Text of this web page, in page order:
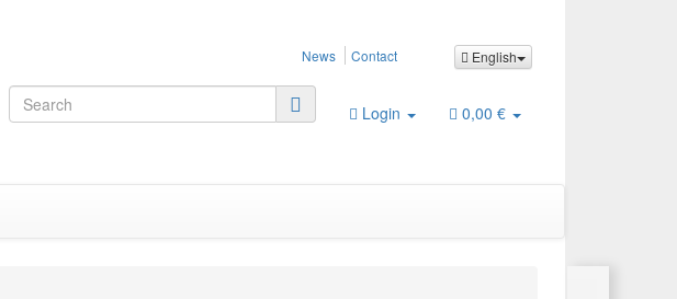
English
News Contact
Login 0,00 €